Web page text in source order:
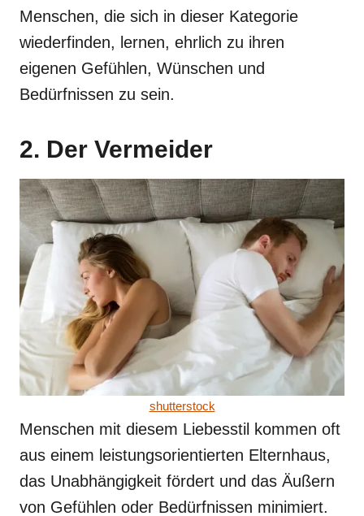
Menschen, die sich in dieser Kategorie
wiederfinden, lernen, ehrlich zu ihren
eigenen Gefühlen, Wünschen und
Bedürfnissen zu sein.
2. Der Vermeider
shutterstock
Menschen mit diesem Liebesstil kommen oft
aus einem leistungsorientierten Elternhaus,
das Unabhängigkeit fördert und das Äußern
von Gefühlen oder Bedürfnissen minimiert.